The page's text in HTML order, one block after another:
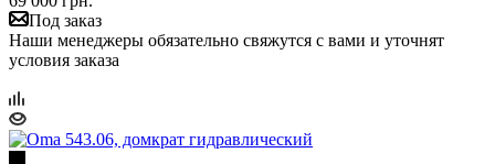
Под заказ
Наши менеджеры обязательно свяжутся с вами и уточнят
условия заказа